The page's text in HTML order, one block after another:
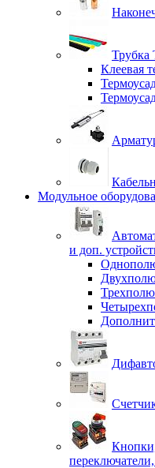
Клеевая
Модульное
и доп.